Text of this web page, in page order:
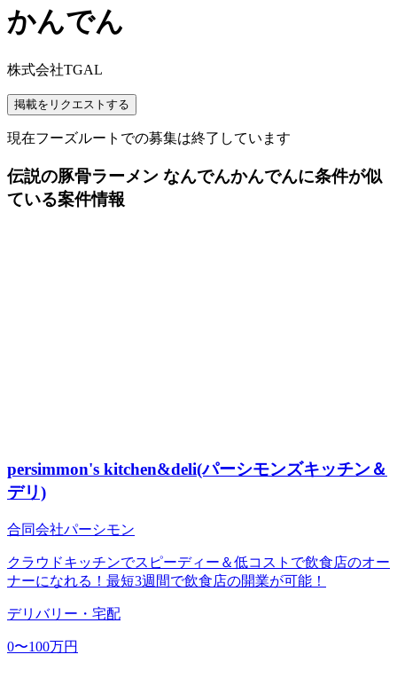
かんでん
株式会社TGAL
掲載をリクエストする
現在フーズルートでの募集は終了しています
伝説の豚骨ラーメン なんでんかんでんに条件が似
ている案件情報
persimmon's kitchen&deli(パーシモンズキッチン＆
デリ)
合同会社パーシモン
クラウドキッチンでスピーディー＆低コストで飲食店のオー
ナーになれる！最短3週間で飲食店の開業が可能！
デリバリー・宅配
0〜100万円